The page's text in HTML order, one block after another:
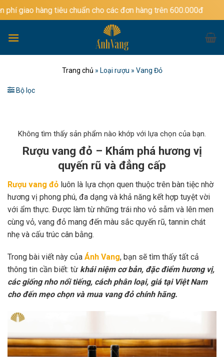
qua
dung
chuẩn cho các đơn hàng trên 600.000đ
Trang chủ » Loại rượu » Vang Đỏ
Bộ lọc
Không tìm thấy sản phẩm nào khớp với lựa chọn của bạn.
Rượu vang đỏ – Khám phá hương vị
quyến rũ và đẳng cấp
Rượu vang đỏ luôn là lựa chọn quen thuộc trên bàn tiệc nhờ
hương vị phong phú, đa dạng và khả năng kết hợp tuyệt vời
với ẩm thực. Được làm từ những trái nho vỏ sẫm và lên men
cùng vỏ, vang đỏ mang đến màu sắc quyến rũ, tannin chát
nhẹ và cấu trúc cân bằng.
Trong bài viết này của Ánh Vang, bạn sẽ tìm thấy tất cả
thông tin cần biết: từ khái niệm cơ bản, đặc điểm hương vị,
các giống nho nổi tiếng, cách phân loại, giá tại Việt Nam
cho đến mẹo chọn và mua vang đỏ chính hãng.